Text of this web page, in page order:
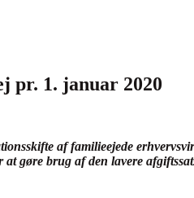
pr. 1. januar 2020
af familieejede
gøre brug af den lavere